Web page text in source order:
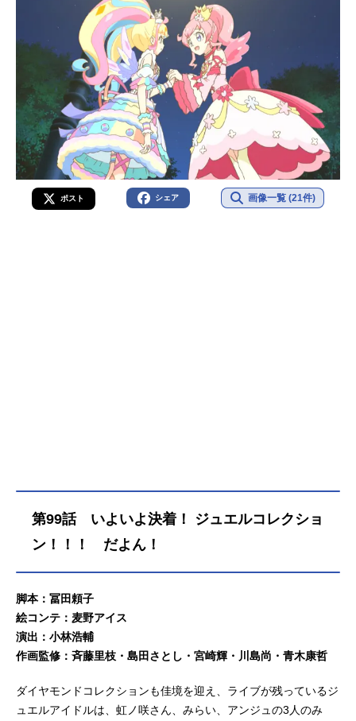
ポスト シェア 画像一覧 (21件)
第99話 いよいよ決着！ ジュエルコレクショ
ン！！！ だよん！
脚本：冨田頼子
絵コンテ：麦野アイス
演出：小林浩輔
作画監修：斉藤里枝・島田さとし・宮崎輝・川島尚・青木康哲
ダイヤモンドコレクションも佳境を迎え、ライブが残っているジ
ュエルアイドルは、虹ノ咲さん、みらい、アンジュの3人のみ